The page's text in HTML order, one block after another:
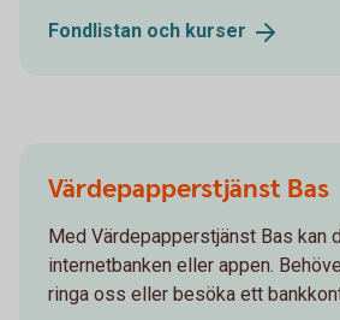
Fondlistan och kurser
Värdepapperstjänst Bas
Med Värdepapperstjänst Bas kan
internetbanken eller appen.
ringa oss eller besöka ett